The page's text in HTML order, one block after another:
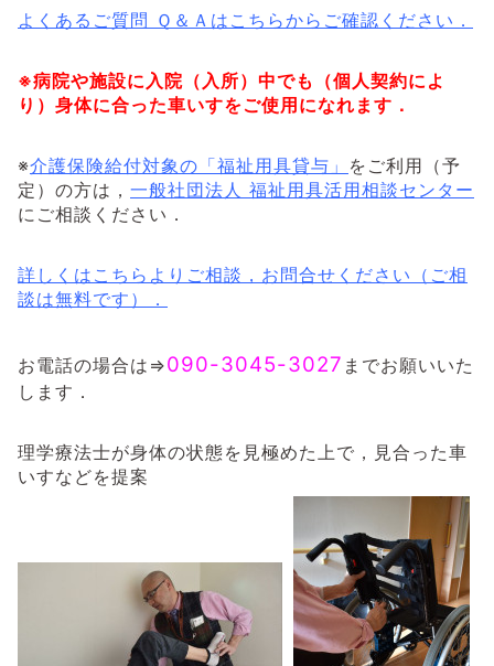
よくあるご質問 Ｑ＆Ａはこちらからご確認ください．
※病院や施設に入院（入所）中でも（個人契約によ
り）身体に合った車いすをご使用になれます．
※介護保険給付対象の「福祉用具貸与」 をご利用（予
定）の方は， 一般社団法人 福祉用具活用相談センター
にご相談ください．
詳しくはこちらよりご相談，お問合せください（ご相
談は無料です）．
お電話の場合は⇒090-3045-3027 までお願いいた
します．
理学療法士が身体の状態を見極めた上で，見合った車
いすなどを提案